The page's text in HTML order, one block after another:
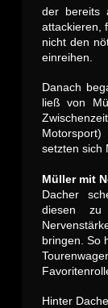
der bereits
attackieren,
nicht den
einreihen.
Danach
ließ von
setzten sich
Müller mit
Dacher
diesen zu
bringen. So
Hinter